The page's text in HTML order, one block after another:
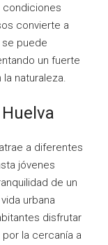
condiciones
convierte a
se puede
un fuerte
naturaleza.
a diferentes
jóvenes
de un
urbana
disfrutar
la cercanía a